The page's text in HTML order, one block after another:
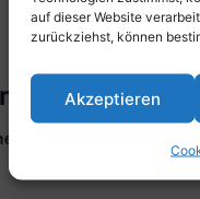
auf dieser Website
zurückziehst, können
Akzeptieren
67071 Ludwigshafen